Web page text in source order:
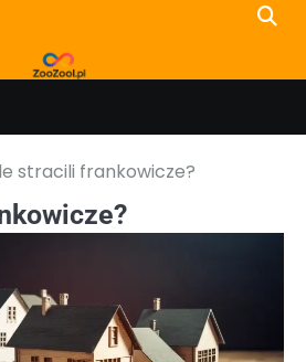
stracili frankowicze?